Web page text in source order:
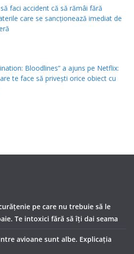
faci accident că să rămâi fără
care se sancționează imediat de
Bloodlines” a ajuns pe Netflix:
te face să privești orice obiect cu
pe care nu trebuie să le
Te intoxici fără să îţi dai seama
avioane sunt albe. Explicația